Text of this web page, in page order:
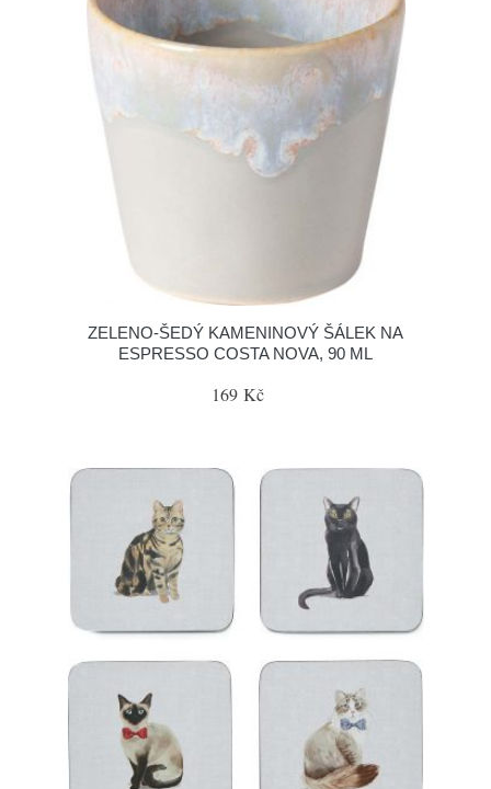
ZELENO-ŠEDÝ KAMENINOVÝ ŠÁLEK NA
ESPRESSO COSTA NOVA, 90 ML
169 Kč